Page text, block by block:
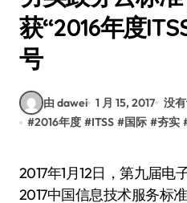
获“2016年度
号
由 dawei 1 月 15, 2017 没
#2016年度 #ITSS #国际 #夯实
2017年1月12日，第九届电子信息产业标准推动会暨
2017中国信息技术服务标